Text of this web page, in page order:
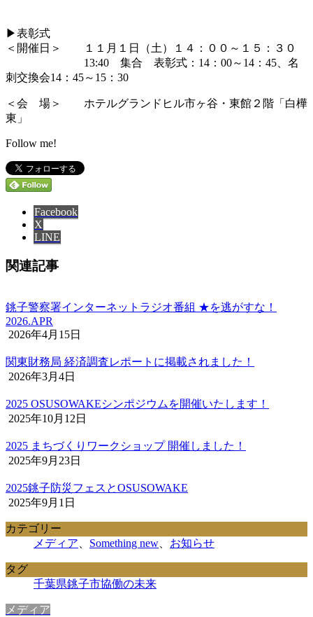
▶表彰式
＜開催日＞ １１月１日（土）１４：００～１５：３０
13:40 集合 表彰式：14：00～14：45、名
刺交換会14：45～15：30
＜会 場＞ ホテルグランドヒル市ヶ谷・東館２階「白樺
東」
Follow me!
Facebook
X
LINE
関連記事
銚子警察署インターネットラジオ番組 ★を逃がすな！
2026.APR
2026年4月15日
関東財務局 経済調査レポートに掲載されました！
2026年3月4日
2025 OSUSOWAKEシンポジウムを開催いたします！
2025年10月12日
2025 まちづくりワークショップ 開催しました！
2025年9月23日
2025銚子防災フェスとOSUSOWAKE
2025年9月1日
カテゴリー
メディア
Something new お知らせ
タグ
千葉県銚子市協働の未来
メディア